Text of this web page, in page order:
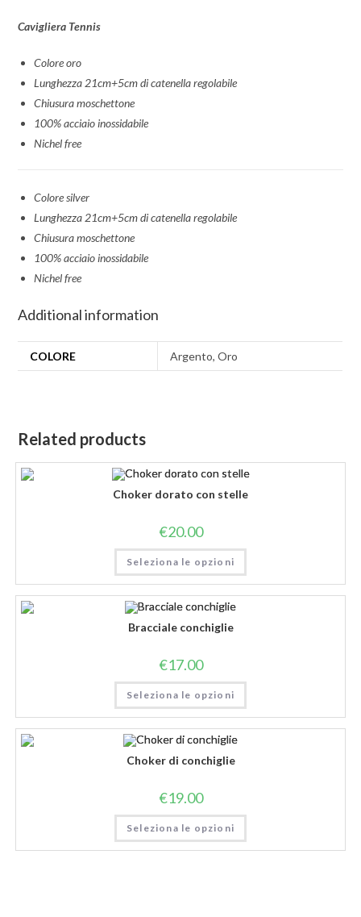
Cavigliera Tennis
Colore oro
Lunghezza 21cm+5cm di catenella regolabile
Chiusura moschettone
100% acciaio inossidabile
Nichel free
Colore silver
Lunghezza 21cm+5cm di catenella regolabile
Chiusura moschettone
100% acciaio inossidabile
Nichel free
Additional information
COLORE Argento, Oro
Related products
Choker dorato con stelle
€20.00
Seleziona le opzioni
Bracciale conchiglie
€17.00
Seleziona le opzioni
Choker di conchiglie
€19.00
Seleziona le opzioni